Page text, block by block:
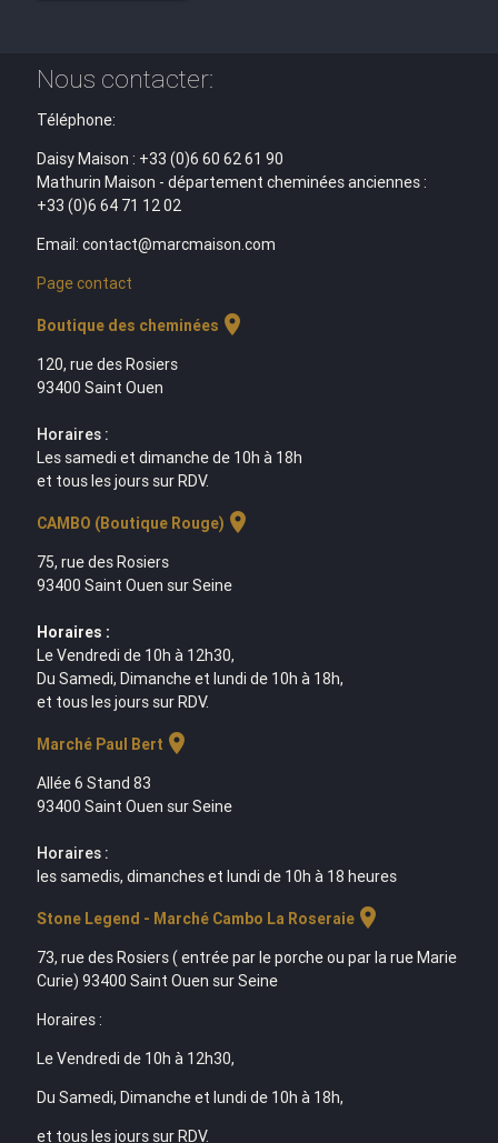
Nous contacter:
Téléphone:
Daisy Maison : +33 (0)6 60 62 61 90
Mathurin Maison - département cheminées anciennes :
+33 (0)6 64 71 12 02
Email: contact@marcmaison.com
Page contact
Boutique des cheminées location_on
120, rue des Rosiers
93400 Saint Ouen
Horaires :
Les samedi et dimanche de 10h à 18h
et tous les jours sur RDV.
CAMBO (Boutique Rouge) location_on
75, rue des Rosiers
93400 Saint Ouen sur Seine
Horaires :
Le Vendredi de 10h à 12h30,
Du Samedi, Dimanche et lundi de 10h à 18h,
et tous les jours sur RDV.
Marché Paul Bert location_on
Allée 6 Stand 83
93400 Saint Ouen sur Seine
Horaires :
les samedis, dimanches et lundi de 10h à 18 heures
Stone Legend - Marché Cambo La Roseraielocation_on
73, rue des Rosiers ( entrée par le porche ou par la rue Marie
Curie) 93400 Saint Ouen sur Seine
Horaires :
Le Vendredi de 10h à 12h30,
Du Samedi, Dimanche et lundi de 10h à 18h,
et tous les jours sur RDV.